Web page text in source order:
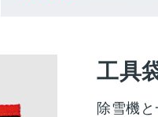
工具
除雪機